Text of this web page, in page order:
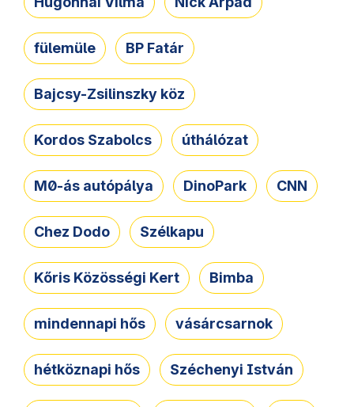
fülemüle BP Fatár
Bajcsy-Zsilinszky köz
Kordos Szabolcs úthálózat
M0-ás autópálya DinoPark CNN
Chez Dodo Szélkapu
Kőris Közösségi Kert Bimba
mindennapi hős vásárcsarnok
hétköznapi hős Széchenyi István